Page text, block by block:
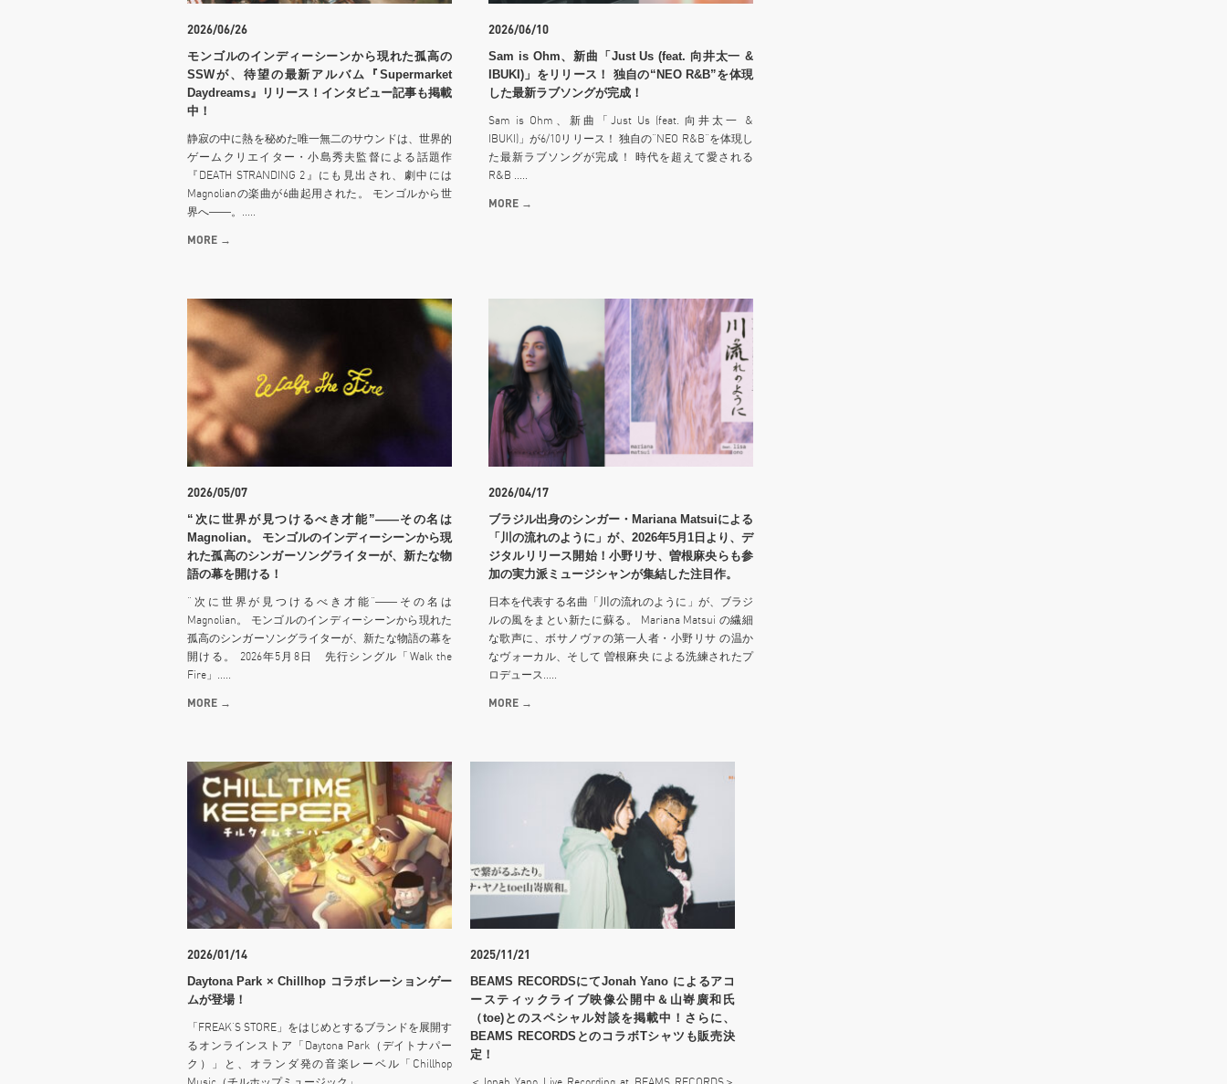
2026/06/26
モンゴルのインディーシーンから現れた孤高の
SSWが、待望の最新アルバム『Supermarket
Daydreams』リリース！インタビュー記事も掲載
中！
静寂の中に熱を秘めた唯一無二のサウンドは、世界的
ゲームクリエイター・小島秀夫監督による話題作
『DEATH STRANDING 2』にも見出され、劇中には
Magnolianの楽曲が6曲起用された。 モンゴルから世
界へ――。.....
MORE →
2026/06/10
Sam is Ohm、新曲「Just Us (feat. 向井太一 &
IBUKI)」をリリース！ 独自の“NEO R&B”を体現
した最新ラブソングが完成！
Sam is Ohm、新曲「Just Us (feat. 向井太一 &
IBUKI)」が6/10リリース！ 独自の“NEO R&B”を体現し
た最新ラブソングが完成！ 時代を超えて愛される
R&B .....
MORE →
2026/05/07
“次に世界が見つけるべき才能”――その名は
Magnolian。 モンゴルのインディーシーンから現
れた孤高のシンガーソングライターが、新たな物
語の幕を開ける！
“次に世界が見つけるべき才能”――その名は
Magnolian。 モンゴルのインディーシーンから現れた
孤高のシンガーソングライターが、新たな物語の幕を
開ける。 2026年5月8日 先行シングル「Walk the
Fire」.....
MORE →
2026/04/17
ブラジル出身のシンガー・Mariana Matsuiによる
「川の流れのように」が、2026年5月1日より、デ
ジタルリリース開始！小野リサ、曽根麻央らも参
加の実力派ミュージシャンが集結した注目作。
日本を代表する名曲「川の流れのように」が、ブラジ
ルの風をまとい新たに蘇る。 Mariana Matsui の繊細
な歌声に、ボサノヴァの第一人者・小野リサ の温か
なヴォーカル、そして 曽根麻央 による洗練されたプ
ロデュース.....
MORE →
2026/01/14
Daytona Park × Chillhop コラボレーションゲー
ムが登場！
「FREAK’S STORE」をはじめとするブランドを展開す
るオンラインストア「Daytona Park（デイトナパー
ク）」と、オランダ発の音楽レーベル「Chillhop
2025/11/21
BEAMS RECORDSにてJonah Yano によるアコ
ースティックライブ映像公開中＆山㟢廣和氏
（toe)とのスペシャル対談を掲載中！さらに、
BEAMS RECORDSとのコラボTシャツも販売決
定！